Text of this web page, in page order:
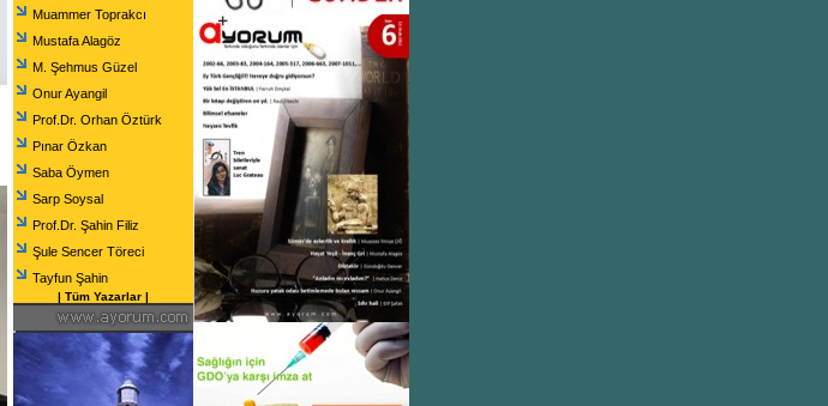
Muammer Toprakcı
Mustafa Alagöz
M. Şehmus Güzel
Onur Ayangil
Prof.Dr. Orhan Öztürk
Pınar Özkan
Saba Öymen
Sarp Soysal
Prof.Dr. Şahin Filiz
Şule Sencer Töreci
Tayfun Şahin
| Tüm Yazarlar |